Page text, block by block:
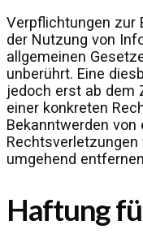
Verpflichtungen zur
der Nutzung von
allgemeinen
unberührt. Eine
jedoch erst ab dem
einer konkreten
Bekanntwerden von
umgehend
Haftung